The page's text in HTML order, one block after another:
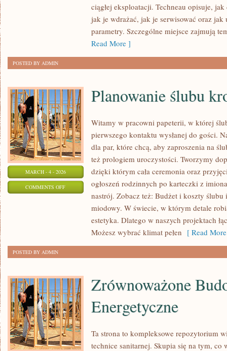
WYDOBYCIEciągłej eksploatacji. Techneau opisuje,
jak je wdrażać, jak je serwisować oraz jak
parametry. Szczególne miejsce zajmują
Read More ]
POSTED BY ADMIN
MARCH - 4 - 2026
COMMENTS OFFON
PLANOWANIE
Planowanie ślubu
Witamy w pracowni papeterii, w której
pierwszego kontaktu wysłanej do gości.
dla par, które chcą, aby zaproszenia na
też prologiem uroczystości. Tworzymy
dzięki którym cała ceremonia oraz
ogłoszeń rodzinnych po karteczki z
nastrój. Zobacz też: Budżet i koszty
miodowy. W świecie, w którym detale
estetyka. Dlatego w naszych projektach
Możesz wybrać klimat pełen [ Read
POSTED BY ADMIN
Zrównoważone
Energetyczne
Ta strona to kompleksowe repozytorium
technice sanitarnej. Skupia się na tym, co